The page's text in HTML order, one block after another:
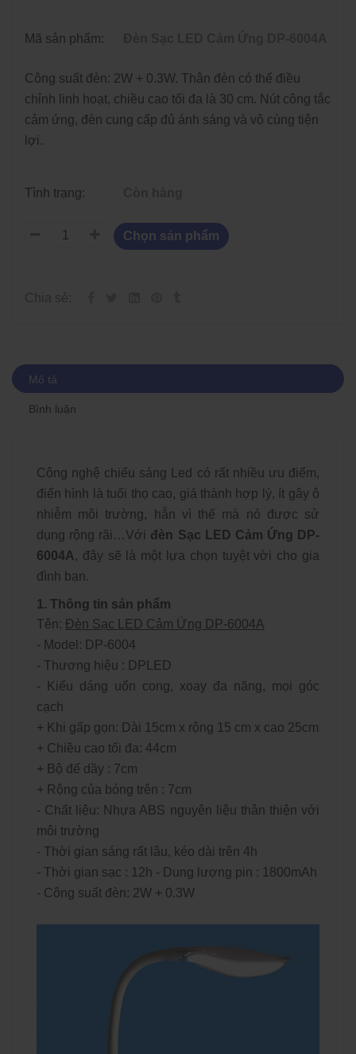
Mã sản phẩm:
Công suất đèn: 2W + 0.3W. Thân đèn có thể điều
chỉnh linh hoạt, chiều cao tối đa là 30 cm. Nút công tắc
cảm ứng, đèn cung cấp đủ ánh sáng và vô cùng tiện
lợi.
Tình trạng:
Chọn sản phẩm
Mô tả
Bình luận
Công nghệ chiếu sáng Led có rất nhiều ưu điểm,
điển hình là tuổi thọ cao, giá thành hợp lý, ít gây ô
nhiễm môi trường, hẵn vì thế mà nó được sử
dụng rộng rãi…Với đèn Sạc LED Cảm Ứng DP-
6004A , đây sẽ là một lựa chọn tuyệt vời cho gia
đình bạn.
1. Thông tin sản phẩm
Tên: Đèn Sạc LED Cảm Ứng DP-6004A
- Model: DP-6004
- Thương hiệu : DPLED
- Kiểu dáng uốn cong, xoay đa năng, mọi góc
cạch
+ Khi gấp gọn: Dài 15cm x rộng 15 cm x cao 25cm
+ Chiều cao tối đa: 44cm
+ Bộ đế dầy : 7cm
+ Rộng của bóng trên : 7cm
- Chất liệu: Nhựa ABS nguyên liệu thân thiện với
môi trường
- Thời gian sáng rất lâu, kéo dài trên 4h
- Thời gian sạc : 12h - Dung lượng pin : 1800mAh
- Công suất đèn: 2W + 0.3W